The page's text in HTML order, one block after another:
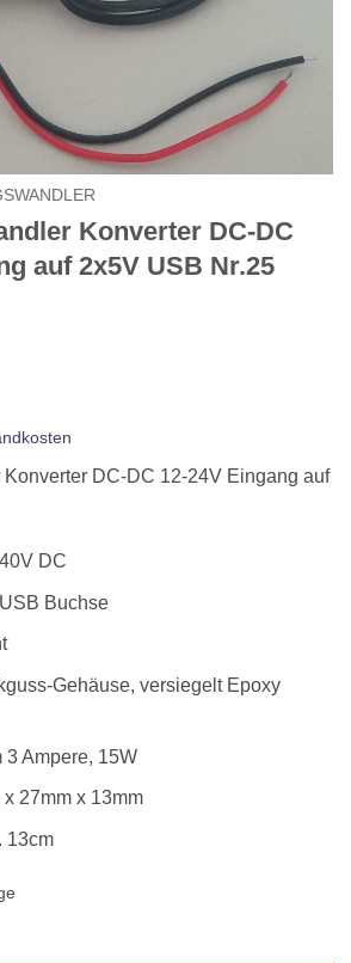
Konverter DC-DC
auf 2x5V USB Nr.25
DC-DC 12-24V Eingang auf
DC
Buchse
Gehäuse, versiegelt Epoxy
3 Ampere, 15W
27mm x 13mm
13cm
DC-DC 12-24V Eingang auf 2x5V